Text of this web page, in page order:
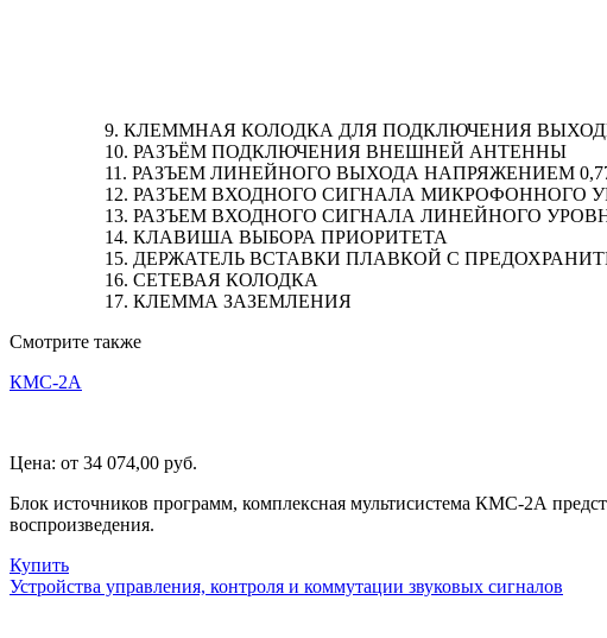
9. КЛЕММНАЯ КОЛОДКА ДЛЯ ПОДКЛЮЧЕНИЯ
10. РАЗЪЁМ ПОДКЛЮЧЕНИЯ ВНЕШНЕЙ АНТЕННЫ
11. РАЗЪЕМ ЛИНЕЙНОГО ВЫХОДА НАПРЯЖЕНИЕМ
12. РАЗЪЕМ ВХОДНОГО СИГНАЛА МИКРОФОННОГО
13. РАЗЪЕМ ВХОДНОГО СИГНАЛА ЛИНЕЙНОГО
14. КЛАВИША ВЫБОРА ПРИОРИТЕТА
15. ДЕРЖАТЕЛЬ ВСТАВКИ ПЛАВКОЙ С
16. СЕТЕВАЯ КОЛОДКА
17. КЛЕММА ЗАЗЕМЛЕНИЯ
Смотрите также
КМС-2А
Цена: от 34 074,00 руб.
Блок источников программ, комплексная мультисистема КМС-2А
воспроизведения.
Купить
Устройства управления, контроля и коммутации звуковых сигналов